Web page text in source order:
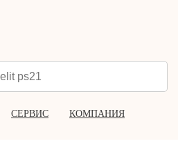
СЕРВИС КОМПАНИЯ